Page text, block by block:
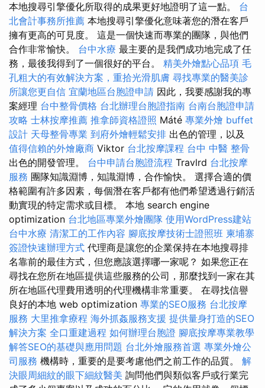
本地搜尋引擎優化所取得的成果更好地證明了這一點。 台
北會計事務所推薦 本地搜尋引擎優化意味著您的潛在客戶
擁有更高的可見度。 這是一個快速而專業的團隊，與他們
合作非常愉快。 台中水療 最主要的是我們成功地完成了任
務，最後我得到了一個很好的平台。 精美外燴點心品項 毛
孔粗大的有效解決方案，重拾光滑肌膚 尋找專業的醫美診
所讓您更自信 宜蘭地區台胞證申請 因此，我要感謝我的專
案經理 台中整骨價格 台北辦理台胞證指南 台南台胞證申請
攻略 士林按摩推薦 推拿師資格證照 Máté 專業外燴 buffet
設計 天母整骨專業 到府外燴輕鬆安排 出色的管理，以及
值得信賴的外燴廠商 Viktor 台北按摩課程 台中 中醫 整骨
出色的開發管理。 台中申請台胞證流程 Travlrd 台北按摩
服務 團隊知識淵博，知識淵博，合作愉快。 選擇合適的價
格範圍有許多因素，每個潛在客戶都有他們希望透過行銷活
動實現的特定需求或目標。 本地 search engine
optimization 台北地區專業外燴團隊 使用WordPress建站
台中水療 清潔工的工作內容 腳底按摩技術士證照班 柬埔寨
簽證快速辦理方式 代理商是讓您的企業保持在本地搜尋排
名靠前的最佳方式，但您應該選擇哪一家呢？ 如果您正在
尋找在您所在地區提供這些服務的公司，那麼找到一家在其
所在地區代理費用透明的代理機構非常重要。 在尋找信譽
良好的本地 web optimization 專業的SEO服務 台北按摩
服務 大里推拿療程 海外抓姦服務支援 提供量身打造的SEO
解決方案 全口重建過程 如何辦理台胞證 腳底按摩專業教學
解答SEO的基礎與應用問題 台北外燴服務首選 專業外燴公
司服務 機構時，重要的是要考慮他們之前工作的品質。 解
決眼周細紋的眼下細紋醫美 詢問他們與類似客戶或行業完